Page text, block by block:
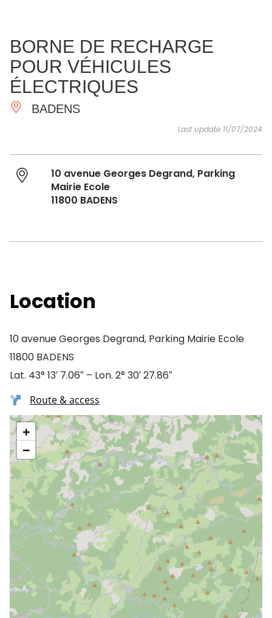
ESSENTIAL
AND
DO
INSPIRATIONS AGENDA
BORNE DE RECHARGE
POUR VÉHICULES
ÉLECTRIQUES
BADENS
Last update 11/07/2024
10 avenue Georges Degrand, Parking
Mairie Ecole
11800 BADENS
Location
10 avenue Georges Degrand, Parking Mairie Ecole
11800 BADENS
Lat. 43° 13′ 7.06″ – Lon. 2° 30′ 27.86″
Route & access
+
−